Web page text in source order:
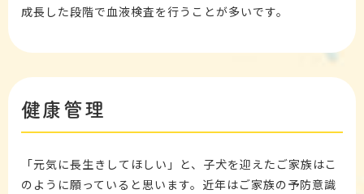
成長した段階で血液検査を行うことが多いです。
健康管理
「元気に長生きしてほしい」と、子犬を迎えたご家族はこ
のように願っていると思います。近年はご家族の予防意識